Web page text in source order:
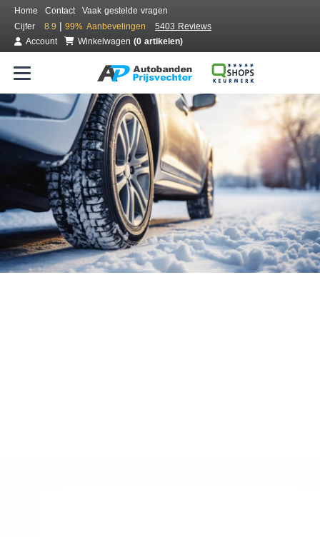
Home Contact
Vaak gestelde vragen
Cijfer
8.9 | 99% Aanbevelingen
5403 Reviews
Account
Winkelwagen (0 artikelen)
Bestel voordelig winterbanden
Gratis bezorgd of montage bij jou in de buurt
Seizoen:
Merken: